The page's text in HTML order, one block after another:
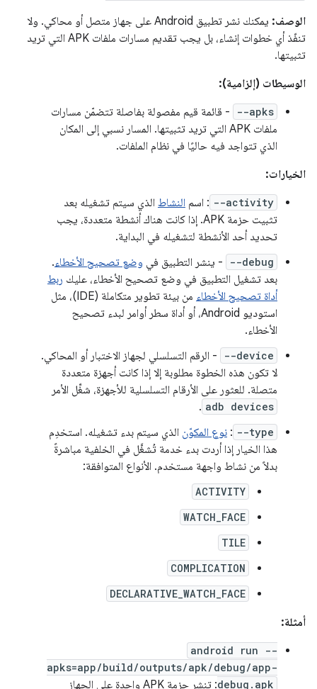
الوصف:
يمكنك نشر تطبيق Android على جهاز متصل أو محاكي. ولا
تنفّذ أي خطوات إنشاء، بل يجب تقديم مسارات ملفات APK التي تريد
تثبيتها.
الوسيطات (إلزامية):
--apks
- قائمة قيم مفصولة بفاصلة تتضمّن مسارات
ملفات APK التي تريد تثبيتها. المسار نسبي إلى المكان
الذي تتواجد فيه حاليًا في نظام الملفات.
الخيارات:
--activity : اسم النشاط الذي سيتم تشغيله بعد
تثبيت حزمة APK. إذا كانت هناك أنشطة متعددة، يجب
تحديد أحد الأنشطة لتشغيله في البداية.
--debug - ينشر التطبيق في وضع تصحيح الأخطاء.
بعد تشغيل التطبيق في وضع تصحيح الأخطاء، عليك ربط
أداة تصحيح الأخطاء
من بيئة تطوير متكاملة (IDE)، مثل
استوديو Android، أو أداة سطر أوامر لبدء تصحيح
الأخطاء.
--device
- الرقم التسلسلي لجهاز الاختبار أو المحاكي.
لا تكون هذه الخطوة مطلوبة إلا إذا كانت أجهزة متعددة
متصلة. للعثور على الأرقام التسلسلية للأجهزة، شغِّل الأمر
adb devices
.
--type
: نوع المكوّن الذي سيتم بدء تشغيله. استخدِم
هذا الخيار إذا أردت بدء خدمة تُشغَّل في الخلفية مباشرةً
بدلاً من نشاط واجهة مستخدم. الأنواع المتوافقة:
ACTIVITY
WATCH_FACE
TILE
COMPLICATION
DECLARATIVE_WATCH_FACE
أمثلة:
android run --
apks=app/build/outputs/apk/debug/app-
debug.apk
: تنشر حِزمة APK واحدة على الجهاز